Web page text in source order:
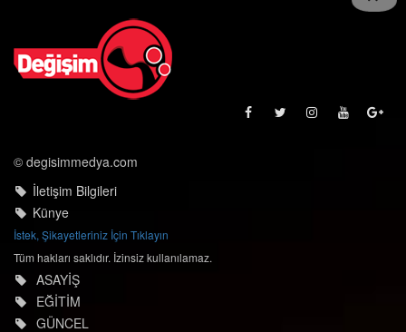
© degisimmedya.com
İletişim Bilgileri
Künye
İstek, Şikayetleriniz İçin Tıklayın
Tüm hakları saklıdır. İzinsiz kullanılamaz.
ASAYİŞ
EĞİTİM
GÜNCEL